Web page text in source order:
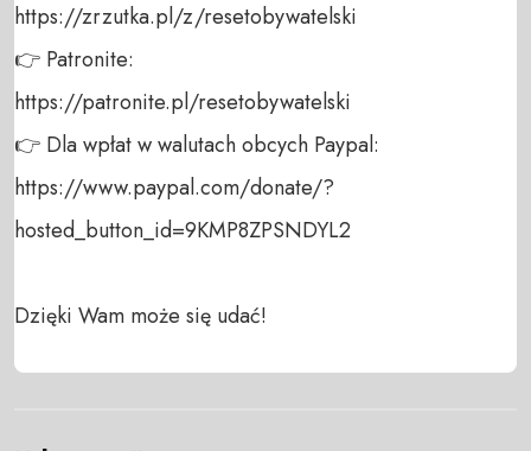
https://zrzutka.pl/z/resetobywatelski
👉 Patronite:
https://patronite.pl/resetobywatelski
👉 Dla wpłat w walutach obcych Paypal:
https://www.paypal.com/donate/?
hosted_button_id=9KMP8ZPSNDYL2
Dzięki Wam może się udać!